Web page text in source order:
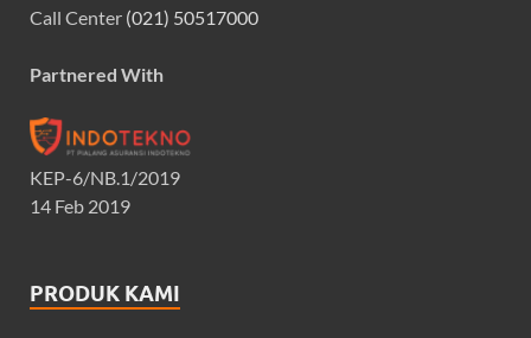
Call Center (021) 50517000
Partnered With
KEP-6/NB.1/2019
14 Feb 2019
PRODUK KAMI